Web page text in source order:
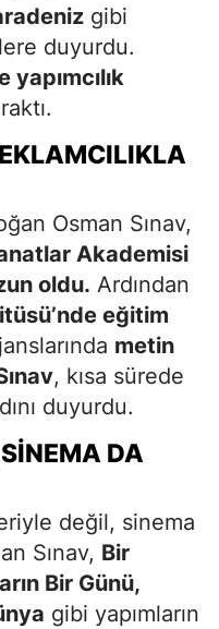
gibi
duyurdu.
Osman Sınav,
Akademisi
oldu. Ardından
eğitim
metin
, kısa sürede
duyurdu.
DA
değil, sinema
Sınav, Bir
Bir Günü,
gibi yapımların